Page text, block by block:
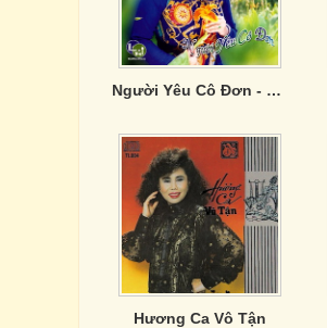
Người Yêu Cô Đơn - Hương Lan
Hương Ca Vô Tận